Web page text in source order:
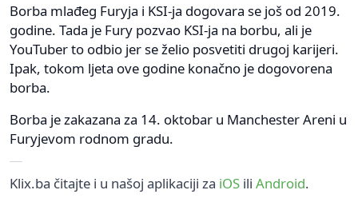
Borba mlađeg Furyja i KSI-ja dogovara se još od 2019.
godine. Tada je Fury pozvao KSI-ja na borbu, ali je
YouTuber to odbio jer se želio posvetiti drugoj karijeri.
Ipak, tokom ljeta ove godine konačno je dogovorena
borba.
Borba je zakazana za 14. oktobar u Manchester Areni u
Furyjevom rodnom gradu.
Klix.ba čitajte i u našoj aplikaciji za iOS ili Android.